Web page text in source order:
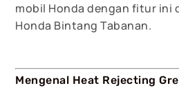
mobil Honda dengan fitur ini
Honda Bintang Tabanan.
Mengenal Heat Rejecting